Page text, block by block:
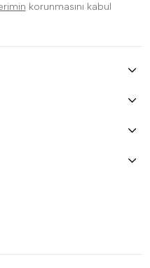
korunmasını kabul